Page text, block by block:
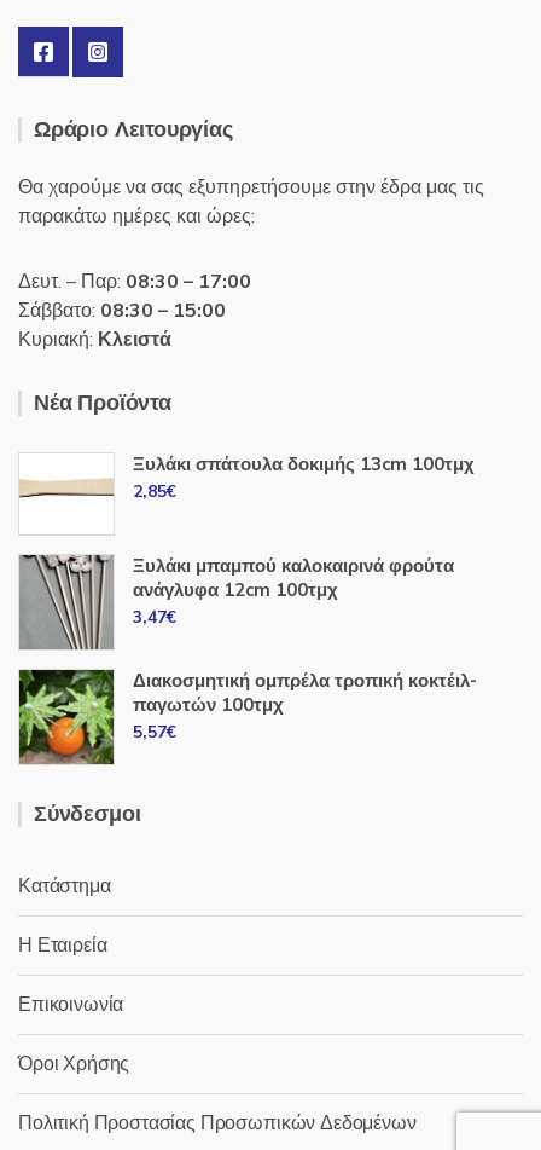
Ωράριο Λειτουργίας
Θα χαρούμε να σας εξυπηρετήσουμε στην έδρα μας τις
παρακάτω ημέρες και ώρες:
Δευτ. – Παρ: 08:30 – 17:00
Σάββατο: 08:30 – 15:00
Κυριακή: Κλειστά
Νέα Προϊόντα
Ξυλάκι σπάτουλα δοκιμής 13cm 100τμχ
2,85€
Ξυλάκι μπαμπού καλοκαιρινά φρούτα
ανάγλυφα 12cm 100τμχ
3,47€
Διακοσμητική ομπρέλα τροπική κοκτέιλ-
παγωτών 100τμχ
5,57€
Σύνδεσμοι
Κατάστημα
Η Εταιρεία
Επικοινωνία
Όροι Χρήσης
Πολιτική Προστασίας Προσωπικών Δεδομένων